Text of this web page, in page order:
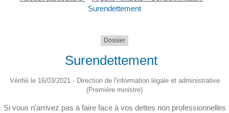
Surendettement
Dossier
Surendettement
Vérifié le 16/03/2021 - Direction de l'information légale et administrative
(Première ministre)
Si vous n'arrivez pas à faire face à vos dettes non professionnelles